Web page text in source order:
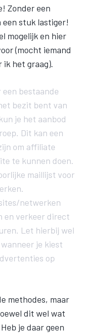
Zonder een
stuk lastiger!
mogelijk en hier
(mocht iemand
het graag).
een bestaande
bezit bent van
je het aanbod
Dit kan een
om affiliate
te kunnen doen.
maillijst voor
netwerken
en verkeer direct
Let hierbij wel
je kiest
op
methodes, maar
dit wel wat
je daar geen